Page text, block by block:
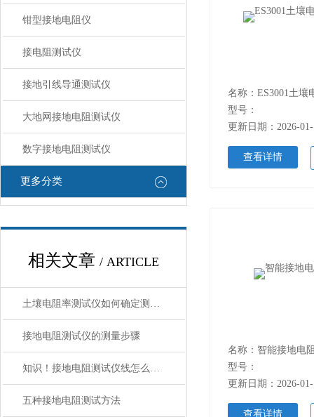
钳型接地电阻仪
接电阻测试仪
接地引线导通测试仪
大地网接地电阻测试仪
数字接地电阻测试仪
更多分类
相关文章 / ARTICLE
土壤电阻率测试仪如何确定测试土壤电阻率的深度是多少?
接地电阻测试仪的测量步骤
知识！接地电阻测试仪线怎么接？
五种接地电阻测试方法
名称：ES3001土壤
型号：
更新日期：2026-
查看详情
名称：智能接地电
型号：
更新日期：2026-
查看详情